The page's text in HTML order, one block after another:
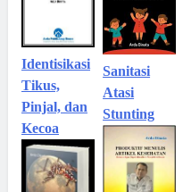
Identisikasi
Tikus,
Pinjal, dan
Kecoa
Sanitasi
Atasi
Stunting